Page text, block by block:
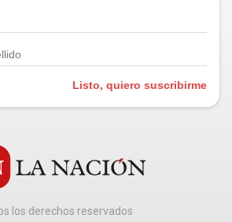
Listo, quiero suscribirme
los derechos reservados